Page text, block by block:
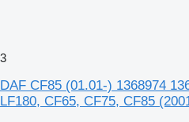
3
DAF CF85 (01.01-) 1368974
LF180, CF65, CF75, CF85